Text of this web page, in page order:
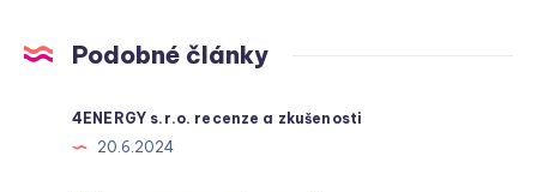
Podobné články
4ENERGY s.r.o. recenze a zkušenosti
20.6.2024